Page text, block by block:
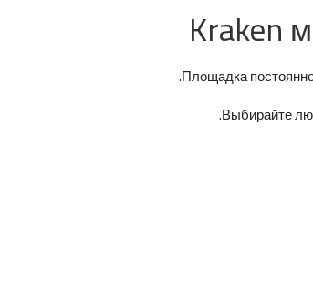
Kraken
Площадка
Выбирайте